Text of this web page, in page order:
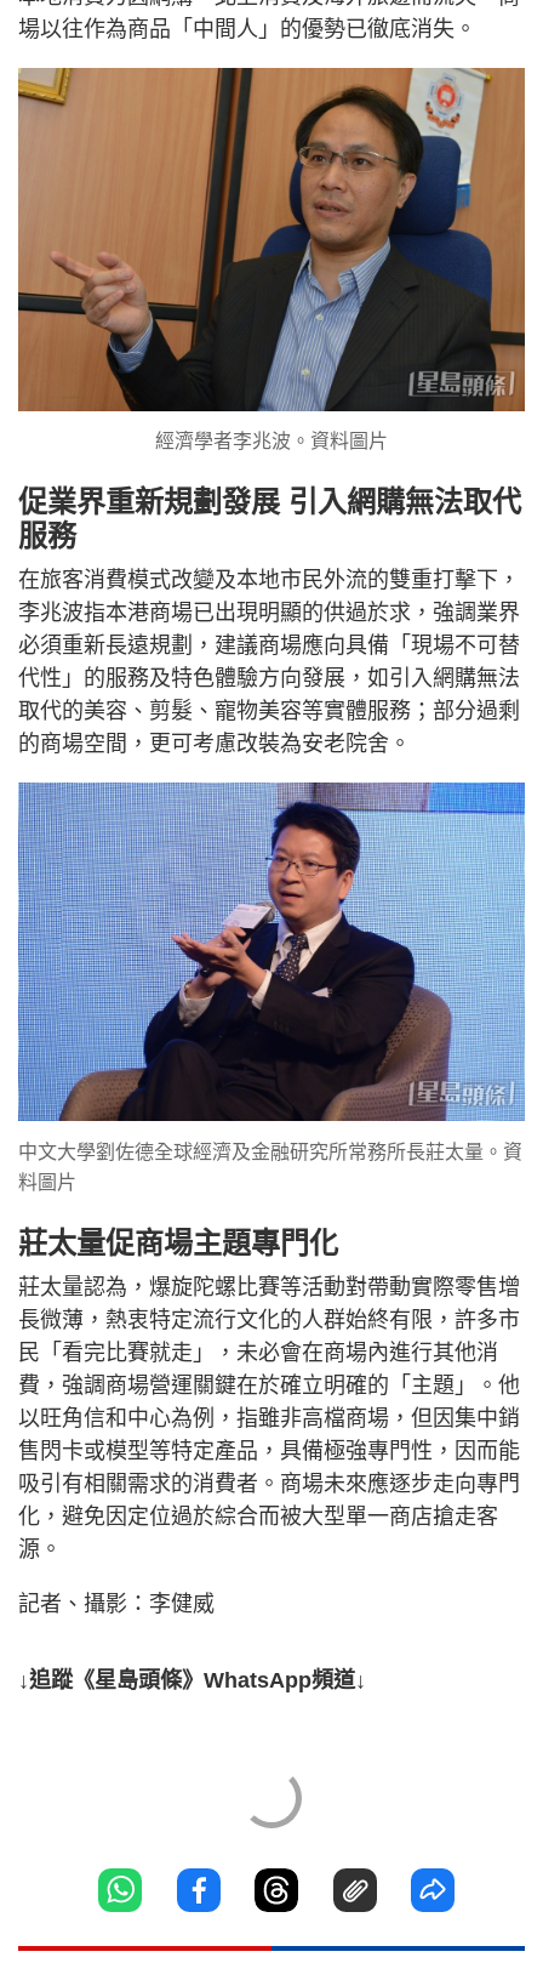
場以往作為商品「中間人」的優勢已徹底消失。
經濟學者李兆波。資料圖片
促業界重新規劃發展 引入網購無法取代
服務
在旅客消費模式改變及本地市民外流的雙重打擊下，
李兆波指本港商場已出現明顯的供過於求，強調業界
必須重新長遠規劃，建議商場應向具備「現場不可替
代性」的服務及特色體驗方向發展，如引入網購無法
取代的美容、剪髮、寵物美容等實體服務；部分過剩
的商場空間，更可考慮改裝為安老院舍。
中文大學劉佐德全球經濟及金融研究所常務所長莊太量。資
料圖片
莊太量促商場主題專門化
莊太量認為，爆旋陀螺比賽等活動對帶動實際零售增
長微薄，熱衷特定流行文化的人群始終有限，許多市
民「看完比賽就走」，未必會在商場內進行其他消
費，強調商場營運關鍵在於確立明確的「主題」。他
以旺角信和中心為例，指雖非高檔商場，但因集中銷
售閃卡或模型等特定產品，具備極強專門性，因而能
吸引有相關需求的消費者。商場未來應逐步走向專門
化，避免因定位過於綜合而被大型單一商店搶走客
源。
記者、攝影：李健威
↓追蹤《星島頭條》WhatsApp頻道↓